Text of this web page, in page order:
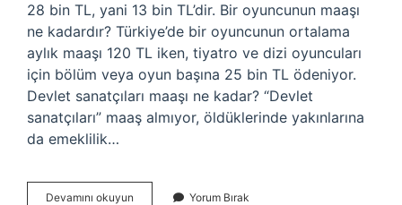
28 bin TL, yani 13 bin TL’dir. Bir oyuncunun maaşı
ne kadardır? Türkiye’de bir oyuncunun ortalama
aylık maaşı 120 TL iken, tiyatro ve dizi oyuncuları
için bölüm veya oyun başına 25 bin TL ödeniyor.
Devlet sanatçıları maaşı ne kadar? “Devlet
sanatçıları” maaş almıyor, öldüklerinde yakınlarına
da emeklilik…
Devamını okuyun Şarkıcılar
Yorum Bırak